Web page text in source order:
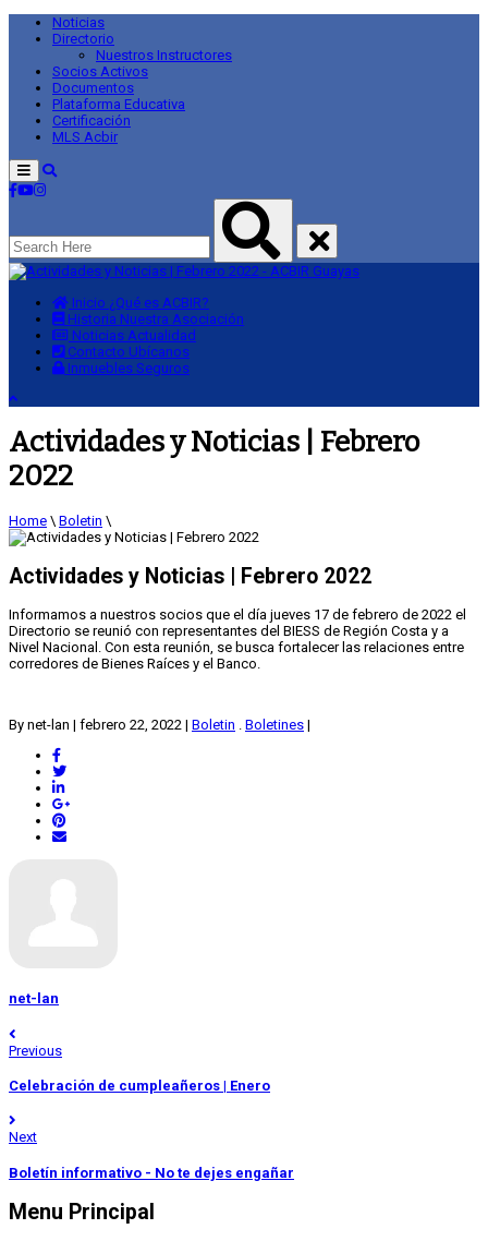
Noticias
Directorio
Nuestros Instructores
Socios Activos
Documentos
Plataforma Educativa
Certificación
MLS Acbir
Menu
Inicio ¿Qué es ACBIR?
Historia Nuestra Asociación
Noticias Actualidad
Contacto Ubícanos
Inmuebles Seguros
Actividades y Noticias | Febrero
2022
Home \ Boletin \
Actividades y Noticias | Febrero 2022
Informamos a nuestros socios que el día jueves 17 de febrero de 2022 el
Directorio se reunió con representantes del BIESS de Región Costa y a
Nivel Nacional. Con esta reunión, se busca fortalecer las relaciones entre
corredores de Bienes Raíces y el Banco.
By net-lan | febrero 22, 2022 | Boletin . Boletines |
net-lan
Previous
Celebración de cumpleañeros | Enero
Next
Boletín informativo - No te dejes engañar
Menu Principal